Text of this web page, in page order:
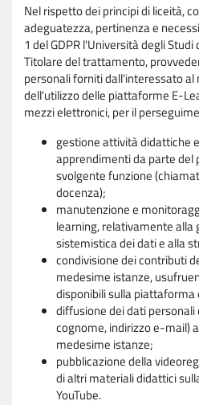
Nel rispetto dei principi di liceità,
adeguatezza, pertinenza e
1 del GDPR l'Università degli
Titolare del trattamento,
personali forniti dall'interessato
dell'utilizzo delle piattaforme E-
mezzi elettronici, per il
gestione attività didattiche
apprendimenti da parte
svolgente funzione
docenza);
manutenzione e
learning, relativamente alla
sistemistica dei dati e alla
condivisione dei contributi
medesime istanze,
disponibili sulla piattaforma
diffusione dei dati
cognome, indirizzo e-mail)
medesime istanze;
pubblicazione della
di altri materiali didattici
YouTube.